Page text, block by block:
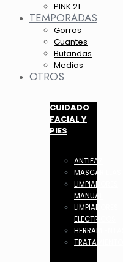
PINK 21
TEMPORADAS
Gorros
Guantes
Bufandas
Medias
OTROS
CUIDADO
FACIAL Y
PIES
ANTIFAZ
MASCARILLAS
LIMPIADORES
MANUAL
LIMPIADORES
ELECTRICOS
HERRAMIENTAS
TRATAMIENTOS